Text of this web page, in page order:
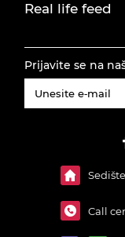
Real life feed
Prijavite se na
Call